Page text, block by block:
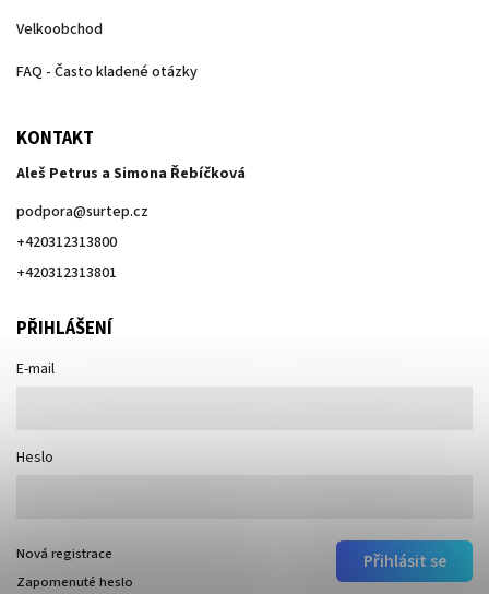
Velkoobchod
FAQ - Často kladené otázky
KONTAKT
Aleš Petrus a Simona Řebíčková
podpora@surtep.cz
+420312313800
+420312313801
PŘIHLÁŠENÍ
E-mail
Heslo
Přihlásit se
Nová registrace
Zapomenuté heslo